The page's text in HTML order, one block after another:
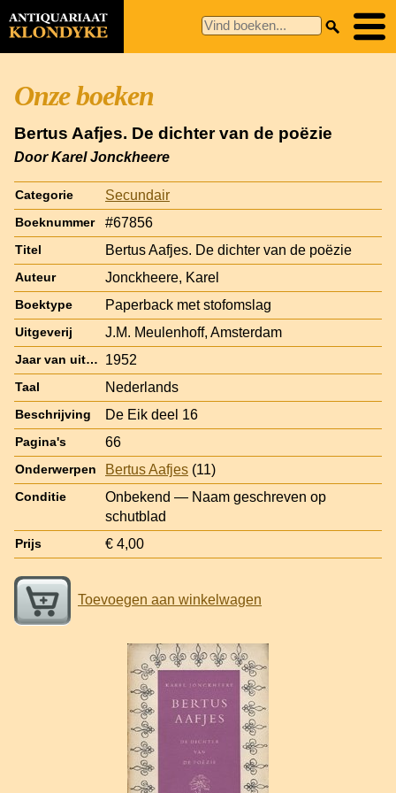
Onze boeken
Bertus Aafjes. De dichter van de poëzie
Door Karel Jonckheere
Categorie Secundair
Boeknummer #67856
Titel Bertus Aafjes. De dichter van de poëzie
Auteur Jonckheere, Karel
Boektype Paperback met stofomslag
Uitgeverij J.M. Meulenhoff, Amsterdam
Jaar van uitgave 1952
Taal Nederlands
Beschrijving De Eik deel 16
Pagina's 66
Onderwerpen Bertus Aafjes (11)
Conditie
Onbekend — Naam geschreven op
schutblad
Prijs € 4,00
Toevoegen aan winkelwagen